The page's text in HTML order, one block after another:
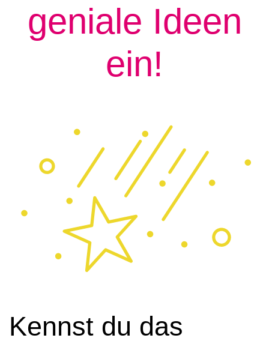
geniale Ideen
ein!
Kennst du das